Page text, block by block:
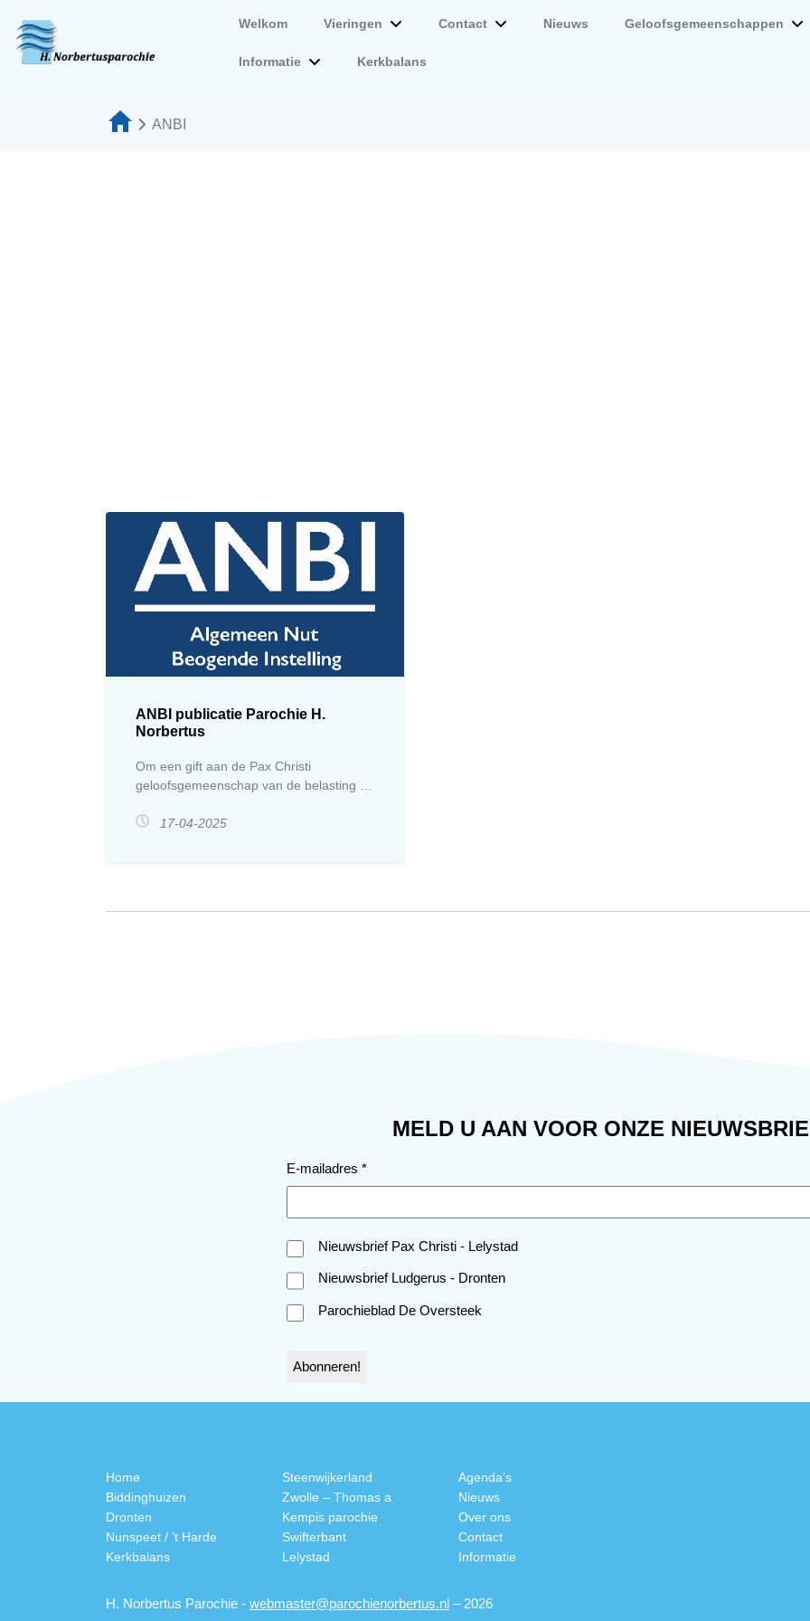
Welkom Vieringen Contact Nieuws Geloofsgemeenschappen
Informatie Kerkbalans
ANBI
A​NBI publicatie Parochie H.
Norbertus
Om een gift aan de Pax Christi
geloofsgemeenschap van de belasting te
of we ANBI zijn de belastingdienst wil dan
17-04-2025
MELD U AAN VOOR ONZE
E-mailadres *
Nieuwsbrief Pax Christi - Lelystad
Nieuwsbrief Ludgerus - Dronten
Parochieblad De Oversteek
Home
Biddinghuizen
Dronten
Nunspeet / ’t Harde
Kerkbalans
Steenwijkerland
Zwolle – Thomas a
Kempis parochie
Swifterbant
Lelystad
Agenda’s
Nieuws
Over ons
Contact
Informatie
H. Norbertus Parochie - webmaster@parochienorbertus.nl – 2026